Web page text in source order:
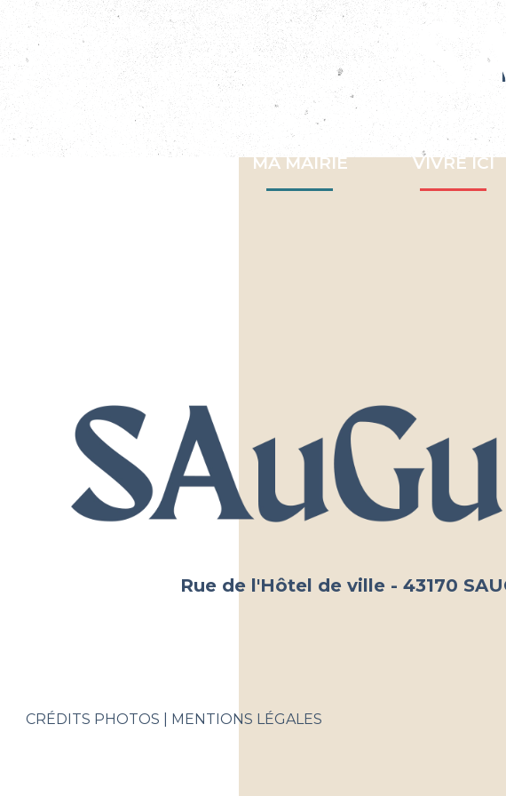
MA MAIRIE VIVRE ICI
Rue de l'Hôtel de ville - 43170
CRÉDITS PHOTOS MENTIONS LÉGALES